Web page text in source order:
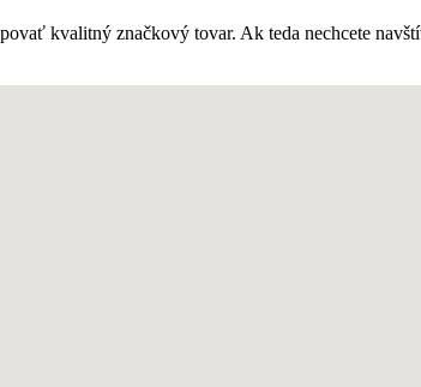
kvalitný značkový tovar. Ak teda nechcete